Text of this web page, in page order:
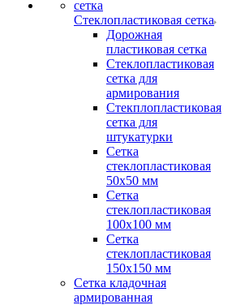
Стеклопластиковая сетка
Дорожная
пластиковая сетка
Стеклопластиковая
сетка для
армирования
Стекплопластиковая
сетка для
штукатурки
Сетка
стеклопластиковая
50x50 мм
Сетка
стеклопластиковая
100x100 мм
Сетка
стеклопластиковая
150x150 мм
Сетка кладочная
армированная